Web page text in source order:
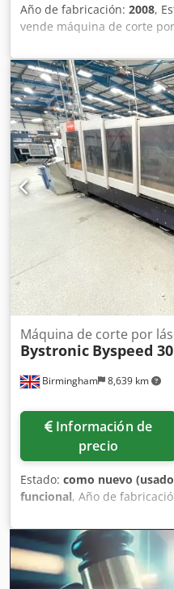
Año de fabricación: 2008,
vende máquina de corte
cnc usada, totalmente
3015 5.2kw - mantenida
contrato de servicio
Bystronic Bystronic Csdpep
Byspeed 3015 Tamaño de
3000mm x 1500mm
Automatización con Bytrans
automática de pliegos
Estado: buen estado de
reciente: Renovación
meses llevada a cabo por
Nuevo turbo 2016 /
vacío instalada (2022)
disponible
Birmingham 8,639 km
Máquina de corte por
Bystronic Byspeed
Información de
precio
Estado: como nuevo
funcional, Año de
, Láser CNC
limpio de 4,4kw en venta
usados VIDEO ABAJO:
carga en el video no
Fabricante: Bystronic